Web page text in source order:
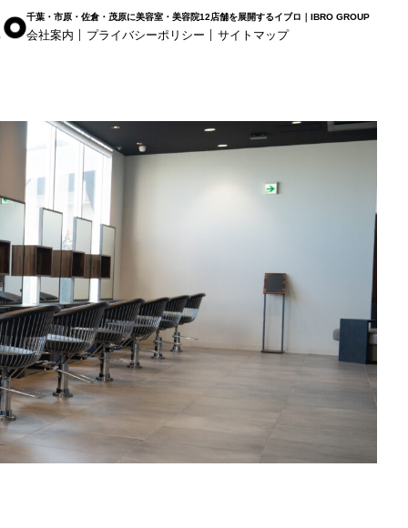
千葉・市原・佐倉・茂原に美容室・美容院12店舗を展開するイブロ｜IBRO GROUP
会社案内 プライバシーポリシー サイトマップ
姉ヶ崎店
白髪染め専科8（エイト）
着付け